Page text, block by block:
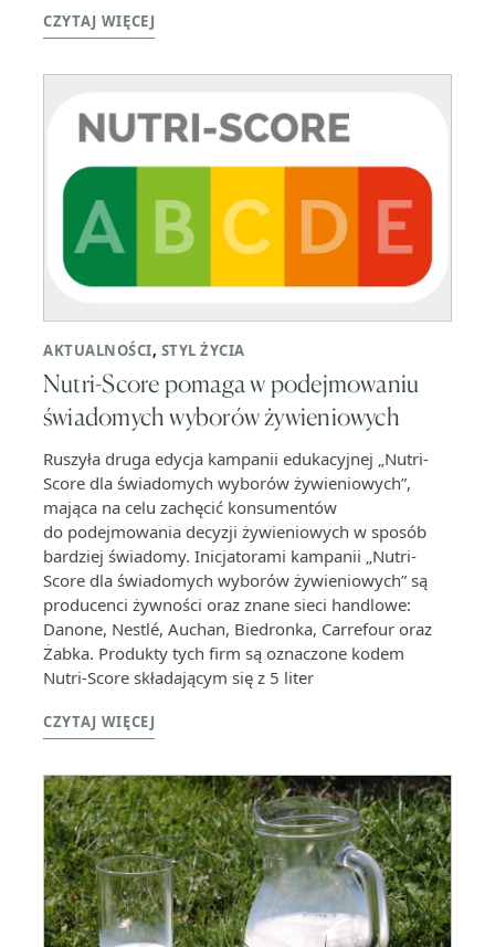
CZYTAJ WIĘCEJ
AKTUALNOŚCI, STYL ŻYCIA
Nutri-Score pomaga w podejmowaniu
świadomych wyborów żywieniowych
Ruszyła druga edycja kampanii edukacyjnej „Nutri-
Score dla świadomych wyborów żywieniowych”,
mająca na celu zachęcić konsumentów
do podejmowania decyzji żywieniowych w sposób
bardziej świadomy. Inicjatorami kampanii „Nutri-
Score dla świadomych wyborów żywieniowych” są
producenci żywności oraz znane sieci handlowe:
Danone, Nestlé, Auchan, Biedronka, Carrefour oraz
Żabka. Produkty tych firm są oznaczone kodem
Nutri-Score składającym się z 5 liter
CZYTAJ WIĘCEJ